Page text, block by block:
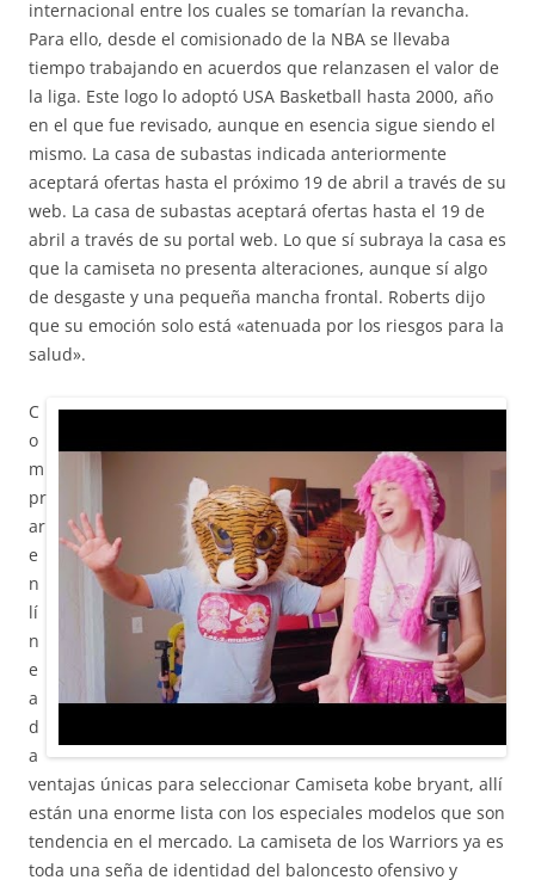
internacional entre los cuales se tomarían la revancha.
Para ello, desde el comisionado de la NBA se llevaba
tiempo trabajando en acuerdos que relanzasen el valor de
la liga. Este logo lo adoptó USA Basketball hasta 2000, año
en el que fue revisado, aunque en esencia sigue siendo el
mismo. La casa de subastas indicada anteriormente
aceptará ofertas hasta el próximo 19 de abril a través de su
web. La casa de subastas aceptará ofertas hasta el 19 de
abril a través de su portal web. Lo que sí subraya la casa es
que la camiseta no presenta alteraciones, aunque sí algo
de desgaste y una pequeña mancha frontal. Roberts dijo
que su emoción solo está «atenuada por los riesgos para la
salud».
C
o
m
pr
ar
e
n
lí
n
e
a
d
a
ventajas únicas para seleccionar Camiseta kobe bryant, allí
están una enorme lista con los especiales modelos que son
tendencia en el mercado. La camiseta de los Warriors ya es
toda una seña de identidad del baloncesto ofensivo y